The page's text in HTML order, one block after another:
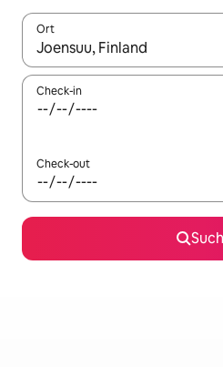
Ort
Wenn Ergebnisse verfügbar
Check-in
Check-out